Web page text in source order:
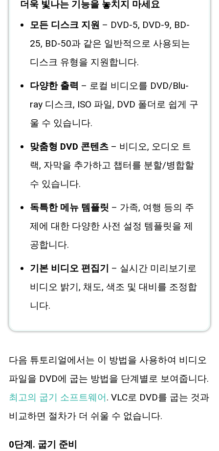
더욱 빛나는 기능을 놓치지 마세요
모든 디스크 지원 – DVD-5, DVD-9, BD-
25, BD-50과 같은 일반적으로 사용되는
디스크 유형을 지원합니다.
다양한 출력 – 로컬 비디오를 DVD/Blu-
ray 디스크, ISO 파일, DVD 폴더로 쉽게 구
울 수 있습니다.
맞춤형 DVD 콘텐츠– 비디오, 오디오 트
랙, 자막을 추가하고 챕터를 분할/병합할
수 있습니다.
독특한 메뉴 템플릿 – 가족, 여행 등의 주
제에 대한 다양한 사전 설정 템플릿을 제
공합니다.
기본 비디오 편집기
– 실시간 미리보기로
비디오 밝기, 채도, 색조 및 대비를 조정합
니다.
다음 튜토리얼에서는 이 방법을 사용하여 비디오
파일을 DVD에 굽는 방법을 단계별로 보여줍니다.
최고의 굽기 소프트웨어. VLC로 DVD를 굽는 것과
비교하면 절차가 더 쉬울 수 없습니다.
0단계. 굽기 준비